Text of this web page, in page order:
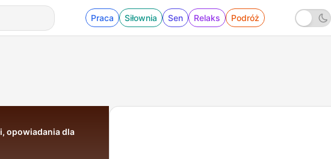
Praca Siłownia Sen Relaks Podróż
opowiadania dla